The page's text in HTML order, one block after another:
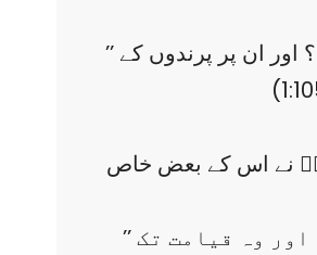
’’ کیا آپ نے دیکھا نہیں کہ آپ کے رب نے ہاتھی والوں سے کیا سلوک کیا ؟ کیا اُس نے ان کی تدابیر کو بے کار نہیں بنا دیا تھا ؟ اور ان پر پرندوں کے
نے اس کے بعض خاص
’’ بے شک اس شہر کو رب تعالیٰ نے اس دن سے حرمت والا قرار دیا جب سے اس نے آسمانوں اور زمین کو پیدا کیا اور وہ قیامت تک